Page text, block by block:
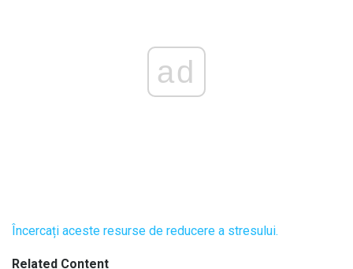
ad
Încercați aceste resurse de reducere a stresului.
Related Content